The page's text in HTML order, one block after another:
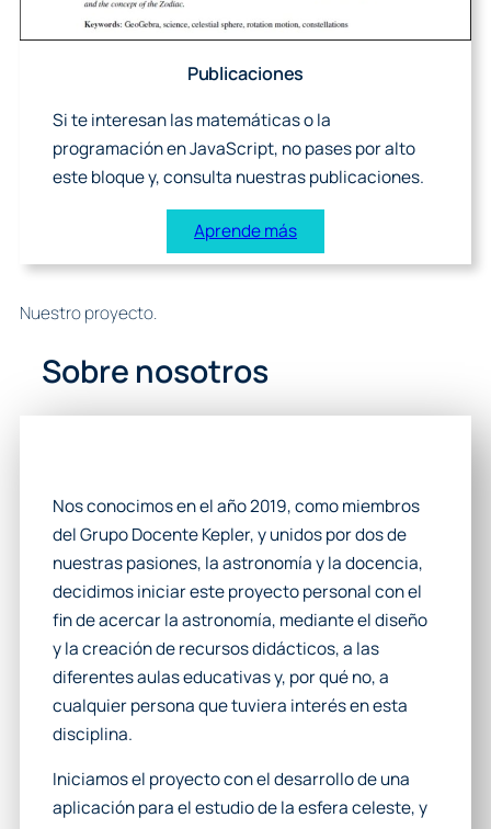
Publicaciones
Si te interesan las matemáticas o la
programación en JavaScript, no pases por alto
este bloque y, consulta nuestras publicaciones.
Aprende más
Nuestro proyecto.
Sobre nosotros
Nos conocimos en el año 2019, como miembros
del Grupo Docente Kepler, y unidos por dos de
nuestras pasiones, la astronomía y la docencia,
decidimos iniciar este proyecto personal con el
fin de acercar la astronomía, mediante el diseño
y la creación de recursos didácticos, a las
diferentes aulas educativas y, por qué no, a
cualquier persona que tuviera interés en esta
disciplina.
Iniciamos el proyecto con el desarrollo de una
aplicación para el estudio de la esfera celeste, y